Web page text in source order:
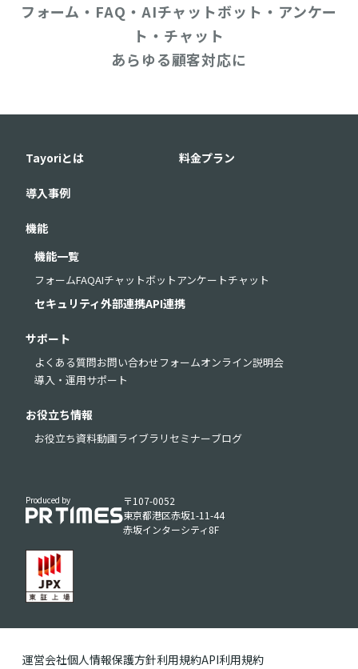
フォーム・FAQ・AIチャットボット・アンケー
ト・チャット
あらゆる顧客対応に
Tayoriとは 料金プラン
導入事例
機能
機能一覧
フォームFAQAIチャットボットアンケートチャット
セキュリティ外部連携API連携
サポート
よくある質問お問い合わせフォームオンライン説明会
導入・運用サポート
お役立ち情報
お役立ち資料動画ライブラリ セミナーブログ
Produced by
〒107-0052
東京都港区赤坂1-11-44
赤坂インターシティ8F
運営会社個人情報保護方針利用規約API利用規約